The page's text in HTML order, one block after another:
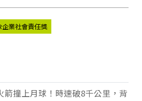
企業社會責任獎
箭撞上月球！時速破8千公里，背